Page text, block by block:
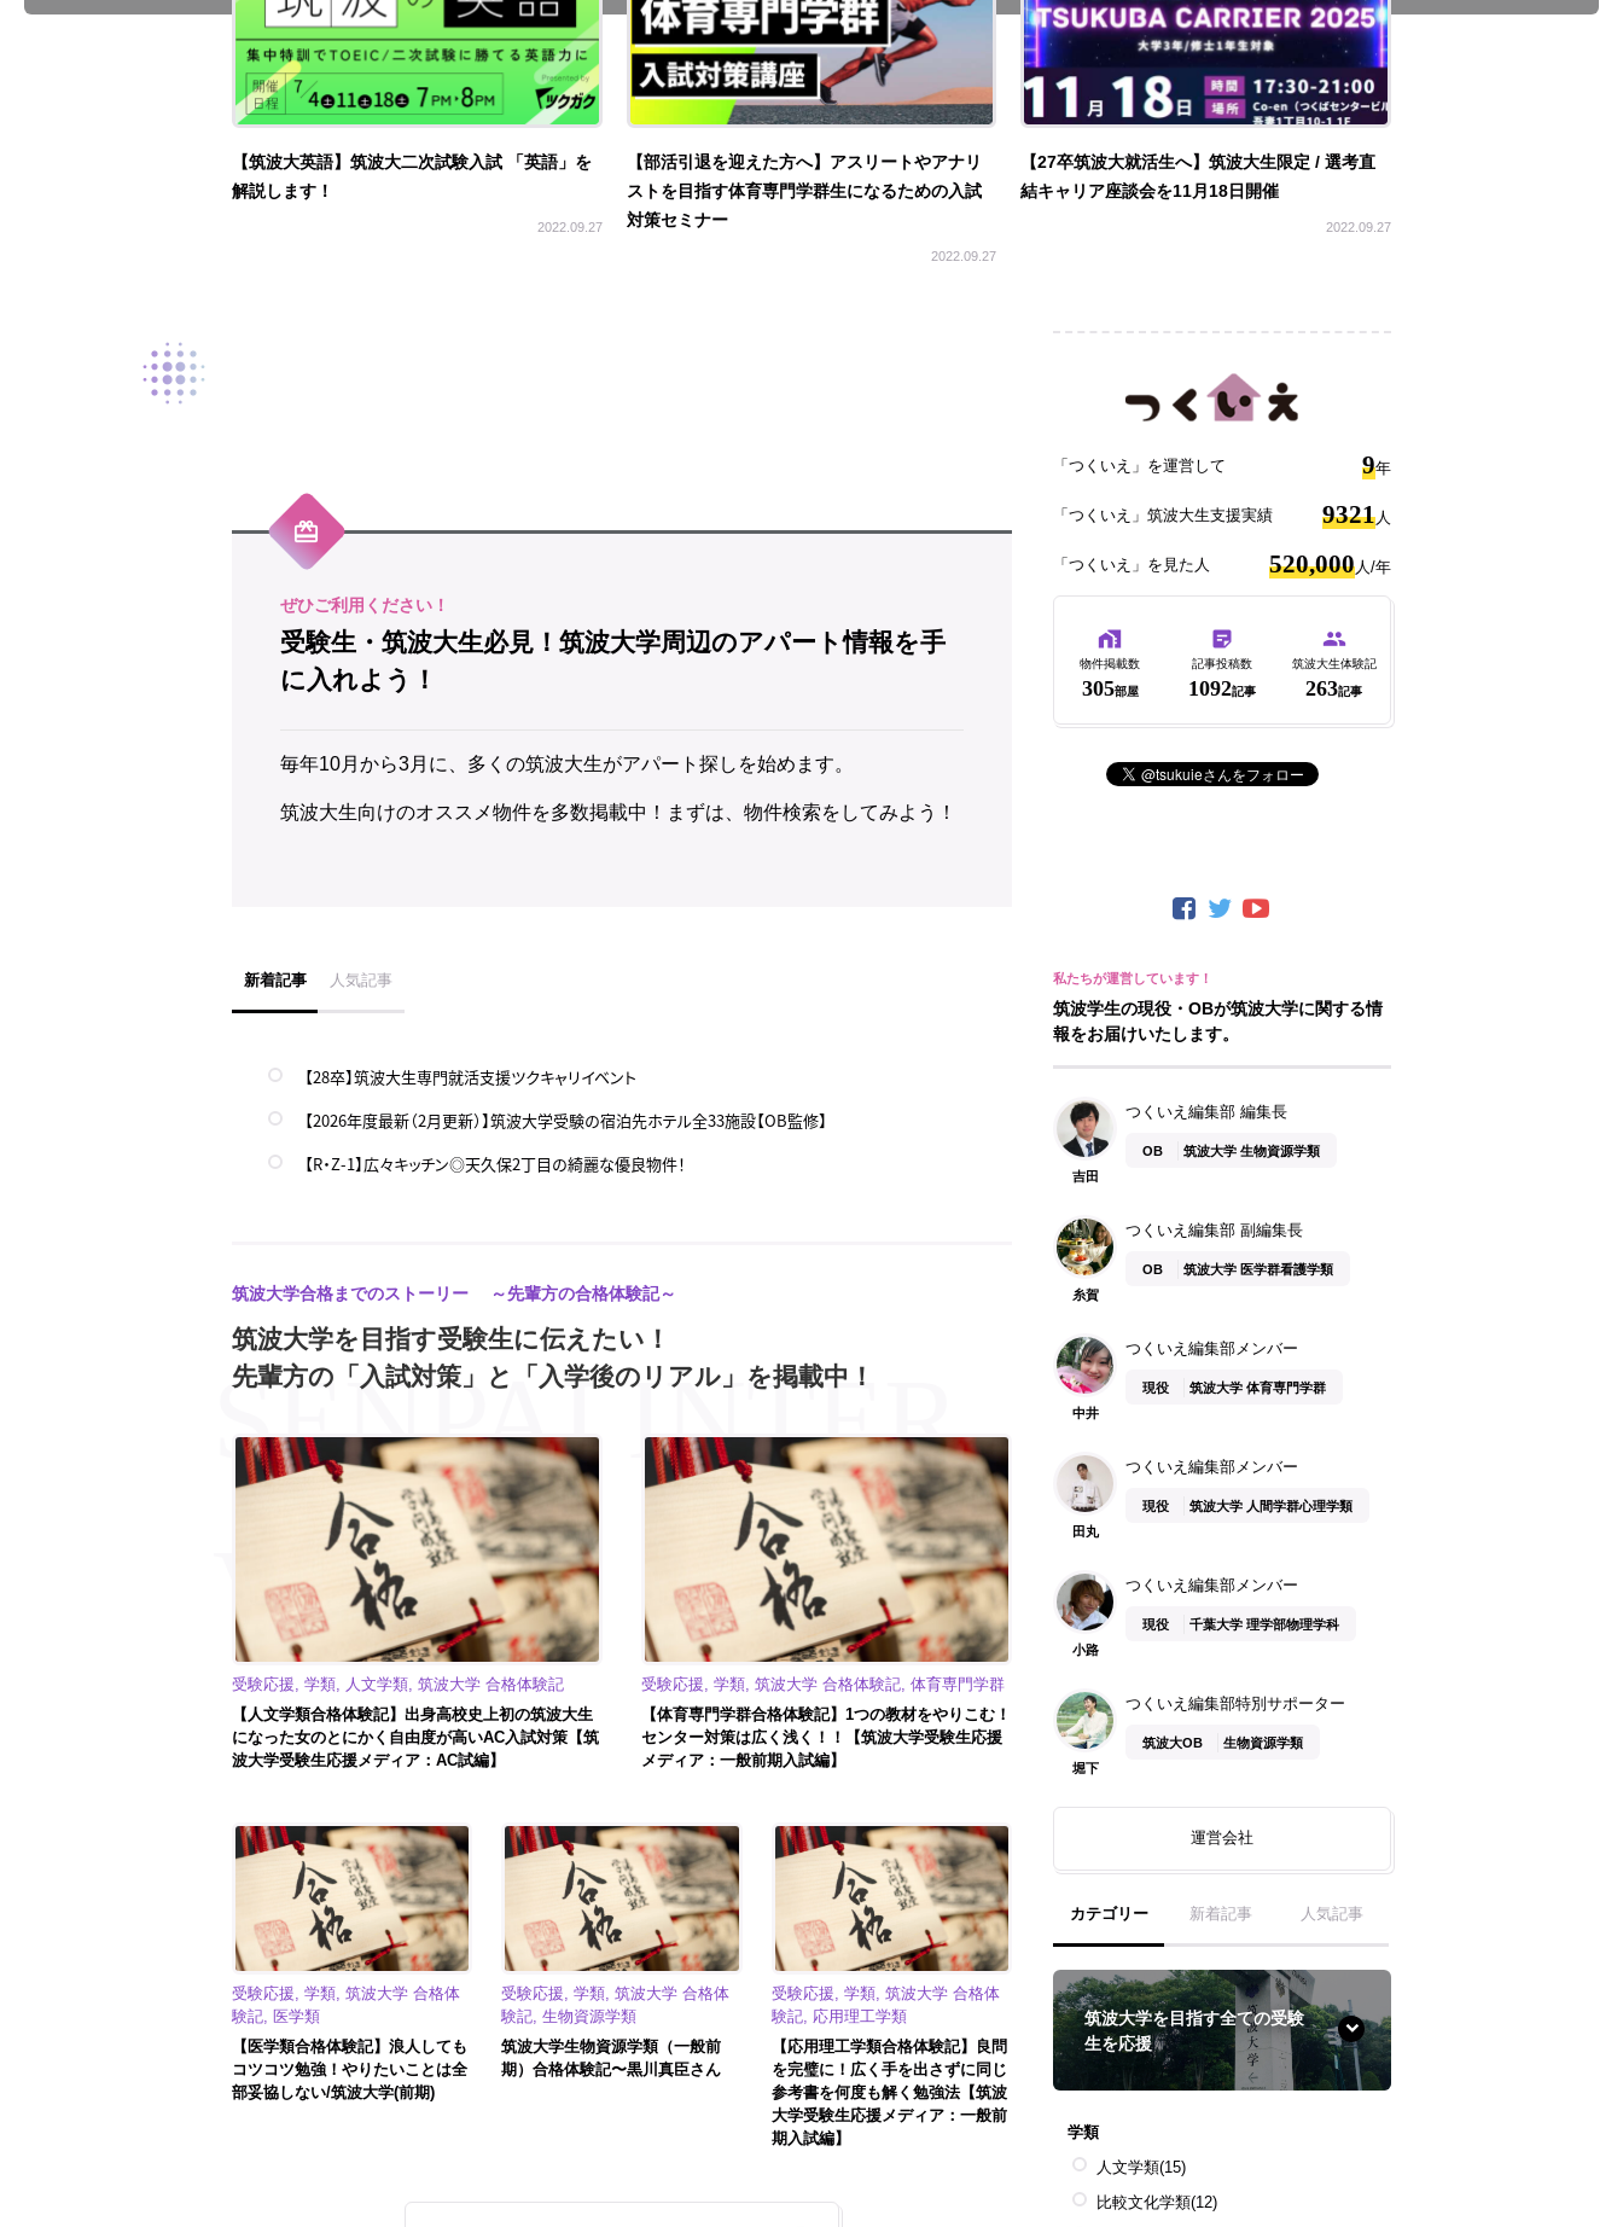
【筑波大英語】筑波大二次試験入試 「英語」を
解説します！
2022.09.27
【部活引退を迎えた方へ】アスリートやアナリ
ストを目指す体育専門学群生になるための入試
対策セミナー
2022.09.27
【27卒筑波大就活生へ】筑波大生限定 / 選考直
結キャリア座談会を11月18日開催
2022.09.27
受験生・筑波大生必見！筑波大学周辺のアパート情報を手
に入れよう！
毎年10月から3月に、多くの筑波大生がアパート探しを始めます。
筑波大生向けのオススメ物件を多数掲載中！まずは、物件検索をしてみよう！
新着記事 人気記事
【28卒】筑波大生専門就活支援ツクキャリイベント
【2026年度最新（2月更新）】筑波大学受験の宿泊先ホテル全33施設【OB監修】
【R・Z-1】広々キッチン◎天久保2丁目の綺麗な優良物件！
【筑波大英語】筑波大二次試験入試 「英語」を解説します！
【ロイヤルKⅢマンション】ジムから近い！桜一丁目の広々物件
【ホワイトハウス】リフォーム済で綺麗！天久保2丁目の優良物件
【中山ビル】収納広々！良いところ満載の桜エリアで自炊も部活も両立できる
筑波大学合格までのストーリー ～先輩方の合格体験記～
筑波大学を目指す受験生に伝えたい！
先輩方の「入試対策」と「入学後のリアル」を掲載中！
受験応援, 学類, 人文学類, 筑波大学 合格体験記
【人文学類合格体験記】出身高校史上初の筑波大生
になった女のとにかく自由度が高いAC入試対策【筑
波大学受験生応援メディア：AC試編】
受験応援, 学類, 筑波大学 合格体験記, 体育専門学群
【体育専門学群合格体験記】1つの教材をやりこむ！
センター対策は広く浅く！！【筑波大学受験生応援
メディア：一般前期入試編】
受験応援, 学類, 筑波大学 合格体
験記, 医学類
【医学類合格体験記】浪人しても
コツコツ勉強！やりたいことは全
部妥協しない/筑波大学(前期)
受験応援, 学類, 筑波大学 合格体
験記, 生物資源学類
筑波大学生物資源学類（一般前
期）合格体験記〜黒川真臣さん
受験応援, 学類, 筑波大学 合格体
験記, 応用理工学類
【応用理工学類合格体験記】良問
を完璧に！広く手を出さずに同じ
参考書を何度も解く勉強法【筑波
大学受験生応援メディア：一般前
期入試編】
「つくいえ」を運営して 9年
「つくいえ」筑波大生支援実績 9321 人
「つくいえ」を見た人 520,000 人/年
物件掲載数
305部屋
記事投稿数
1092記事
筑波大生体験記
263記事
筑波学生の現役・OBが筑波大学に関する情
報をお届けいたします。
吉田
つくいえ編集部 編集長
OB 筑波大学 生物資源学類
糸賀
つくいえ編集部 副編集長
OB 筑波大学 医学群看護学類
中井
つくいえ編集部メンバー
現役 筑波大学 体育専門学群
田丸
つくいえ編集部メンバー
現役 筑波大学 人間学群心理学類
小路
つくいえ編集部メンバー
現役 千葉大学 理学部物理学科
堀下
つくいえ編集部特別サポーター
筑波大OB 生物資源学類
運営会社
カテゴリー 新着記事 人気記事
筑波大学を目指す全ての受験
生を応援
学類
人文学類(15)
比較文化学類(12)